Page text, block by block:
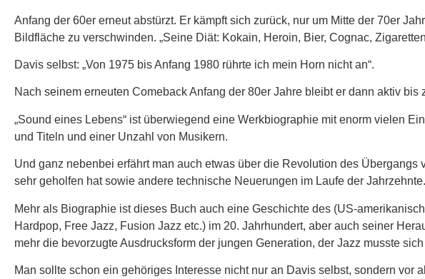
Anfang der 60er erneut abstürzt. Er kämpft sich zurück, nur um Mitte der 70er
Bildfläche zu verschwinden. „Seine Diät: Kokain, Heroin, Bier, Cognac,
Davis selbst: „Von 1975 bis Anfang 1980 rührte ich mein Horn nicht an“.
Nach seinem erneuten Comeback Anfang der 80er Jahre bleibt er dann aktiv bis
„Sound eines Lebens“ ist überwiegend eine Werkbiographie mit enorm vielen
und Titeln und einer Unzahl von Musikern.
Und ganz nebenbei erfährt man auch etwas über die Revolution des
sehr geholfen hat sowie andere technische Neuerungen im Laufe der Jahrzehnte.
Mehr als Biographie ist dieses Buch auch eine Geschichte des (US-
Hardpop, Free Jazz, Fusion Jazz etc.) im 20. Jahrhundert, aber auch seiner
mehr die bevorzugte Ausdrucksform der jungen Generation, der Jazz musste
Man sollte schon ein gehöriges Interesse nicht nur an Davis selbst, sondern